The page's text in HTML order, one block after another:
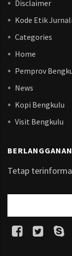
Disclaimer
Kode Etik
Categories
Home
Pemprov
News
Kopi Bengkulu
Visit Bengkulu
Tetap